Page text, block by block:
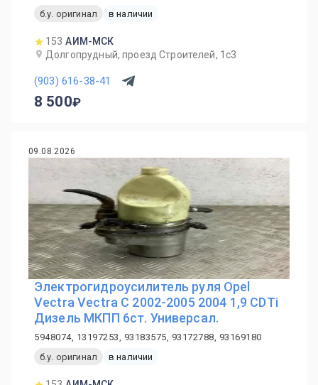
б.у. оригинал
в наличии
153 АИМ-МСК
Долгопрудный, проезд Строителей, 1с3
(903) 616-38-41
8 500
09.08.2026
Электрогидроусилитель руля Opel
Vectra Vectra C 2002-2005 2004 1,9 CDTi
Дизель МКПП 6ст. Универсал.
5948074, 13197253, 93183575, 93172788, 93169180
б.у. оригинал
в наличии